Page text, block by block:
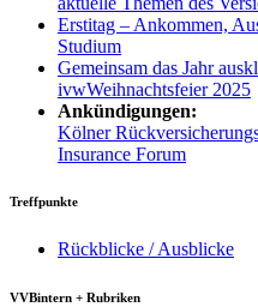
Erstitag – Ankommen,
Studium
Gemeinsam das Jahr
ivwWeihnachtsfeier 2025
Ankündigungen:
Kölner
Insurance Forum
Treffpunkte
Rückblicke / Ausblicke
VVBintern + Rubriken